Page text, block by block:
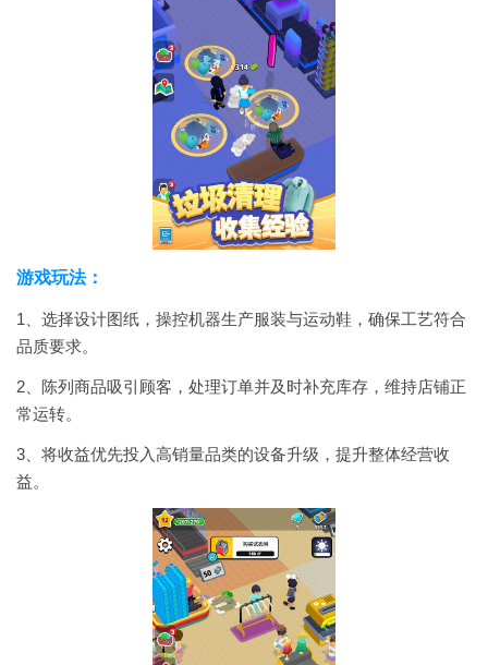
游戏玩法：
1、选择设计图纸，操控机器生产服装与运动鞋，确保工艺符合
品质要求。
2、陈列商品吸引顾客，处理订单并及时补充库存，维持店铺正
常运转。
3、将收益优先投入高销量品类的设备升级，提升整体经营收
益。